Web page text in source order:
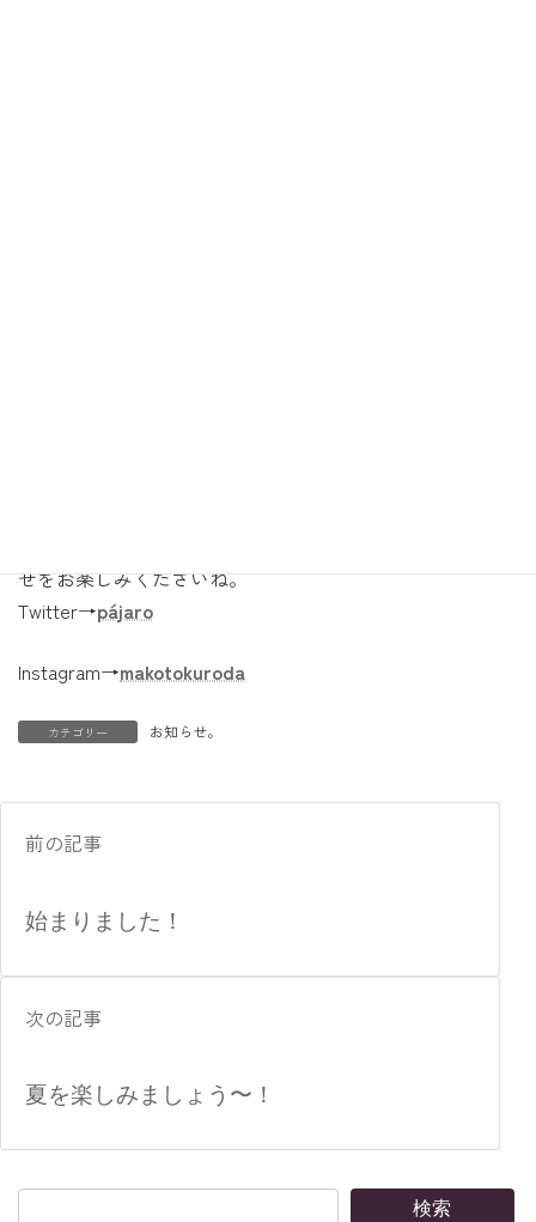
せをお楽しみくださいね。
Twitter→pájaro
Instagram→makotokuroda
カテゴリー お知らせ。
前の記事
始まりました！
次の記事
夏を楽しみましょう〜！
検索